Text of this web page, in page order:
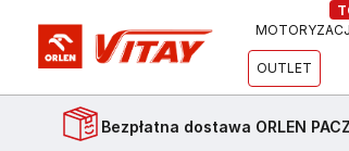
OUTLET
Bezpłatna dostawa ORLEN